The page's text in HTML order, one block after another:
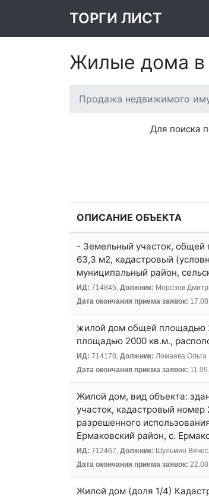
ТОРГИ ЛИСТ
Жилые дома в
Продажа недвижимого
Для поиска
ОПИСАНИЕ ОБЪЕКТА
- Земельный участок,
63,3 м2, кадастровый
муниципальный район,
ИД: 714845, Должник: Морозов
Дата окончания приема заявок:
жилой дом общей площадью
площадью 2000 кв.м.,
ИД: 714178, Должник: Ломаева Ольга
Дата окончания приема заявок:
Жилой дом, вид объекта:
участок, кадастровый
разрешенного
Ермаковский район, с.
ИД: 712467, Должник: Шульмин
Дата окончания приема заявок:
Жилой дом (доля 1/4)